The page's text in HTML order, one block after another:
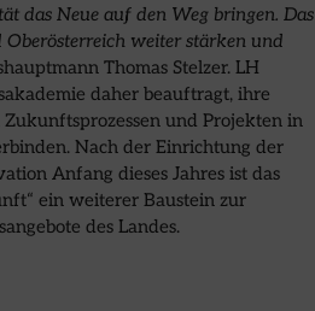
das Neue auf den Weg bringen. Das
weiter stärken und
Thomas Stelzer. LH
daher beauftragt, ihre
und Projekten in
Nach der Einrichtung der
Anfang dieses Jahres ist das
ein weiterer Baustein zur
des Landes.